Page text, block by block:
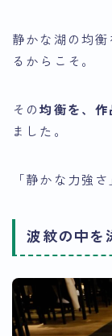
静かな湖の均
るからこそ。
その均衡を、
ました。
「静かな力強
波紋の中を